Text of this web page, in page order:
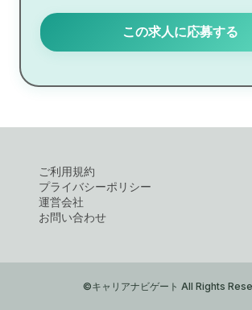
この求人に応募する
ご利用規約
プライバシーポリシー
運営会社
お問い合わせ
©キャリアナビゲート All Rights